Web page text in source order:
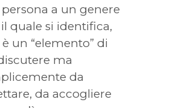
a un genere
quale si identifica,
un “elemento” di
ma
da
da accogliere